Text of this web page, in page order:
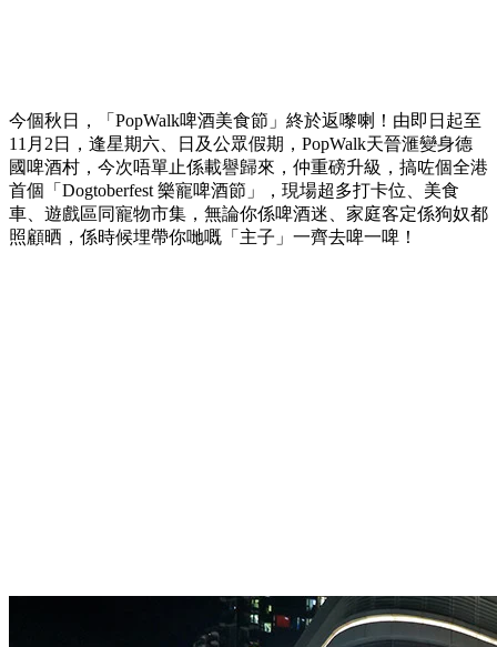
今個秋日，「PopWalk啤酒美食節」終於返嚟喇！由即日起至
11月2日，逢星期六、日及公眾假期，PopWalk天晉滙變身德
國啤酒村，今次唔單止係載譽歸來，仲重磅升級，搞咗個全港
首個「Dogtoberfest 樂寵啤酒節」，現場超多打卡位、美食
車、遊戲區同寵物市集，無論你係啤酒迷、家庭客定係狗奴都
照顧晒，係時候埋帶你哋嘅「主子」一齊去啤一啤！